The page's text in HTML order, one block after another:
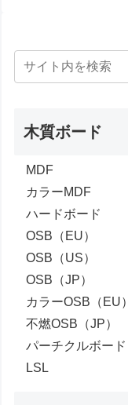
木質ボード
MDF
カラーMDF
ハードボード
OSB（EU）
OSB（US）
OSB（JP）
カラーOSB（EU）
不燃OSB（JP）
パーチクルボード
LSL